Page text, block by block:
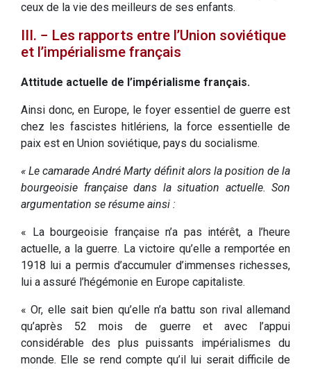
ceux de la vie des meilleurs de ses enfants.
III. − Les rapports entre l’Union soviétique
et l’impérialisme français
Attitude actuelle de l’impérialisme français.
Ainsi donc, en Europe, le foyer essentiel de guerre est
chez les fascistes hitlériens, la force essentielle de
paix est en Union soviétique, pays du socialisme.
« Le camarade André Marty définit alors la position de la
bourgeoisie française dans la situation actuelle. Son
argumentation se résume ainsi :
« La bourgeoisie française n’a pas intérêt, a l’heure
actuelle, a la guerre. La victoire qu’elle a remportée en
1918 lui a permis d’accumuler d’immenses richesses,
lui a assuré l’hégémonie en Europe capitaliste.
« Or, elle sait bien qu’elle n’a battu son rival allemand
qu’après 52 mois de guerre et avec l’appui
considérable des plus puissants impérialismes du
monde. Elle se rend compte qu’il lui serait difficile de